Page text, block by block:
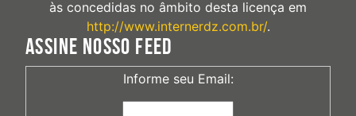
às concedidas no âmbito desta licença em
http://www.internerdz.com.br/.
ASSINE NOSSO FEED
Informe seu Email: